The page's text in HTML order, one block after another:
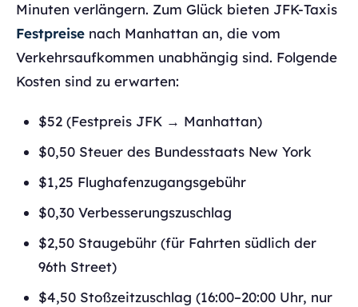
Minuten verlängern. Zum Glück bieten JFK-Taxis
Festpreise nach Manhattan an, die vom
Verkehrsaufkommen unabhängig sind. Folgende
Kosten sind zu erwarten:
$52 (Festpreis JFK → Manhattan)
$0,50 Steuer des Bundesstaats New York
$1,25 Flughafenzugangsgebühr
$0,30 Verbesserungszuschlag
$2,50 Staugebühr (für Fahrten südlich der
96th Street)
$4,50 Stoßzeitzuschlag (16:00–20:00 Uhr, nur